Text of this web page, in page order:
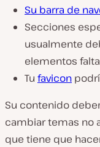
Su barra de
Secciones
usualmente
elementos
Tu favicon
Su contenido
cambiar temas no
que tiene que